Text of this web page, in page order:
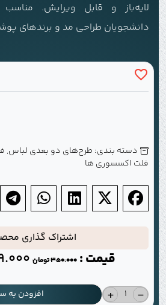
لایه‌باز و قابل ویرایش. مناسب
دانشجویان طراحی مد و برندهای
دسته بندی: طرح‌های دو بعدی لباس,
فلت اکسسوری ها
اشتراک گذاری
قیمت : 350.000تومان
-
+ افزودن به